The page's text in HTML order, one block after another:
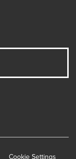
Cookie Settings